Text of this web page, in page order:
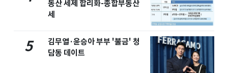
동산 세제 합리화-종합부동산
세
5
김무열·윤승아 부부 '불금' 청
담동 데이트